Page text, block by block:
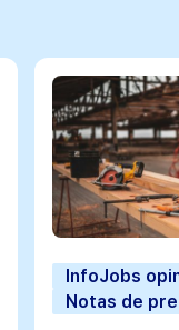
InfoJobs
Notas de